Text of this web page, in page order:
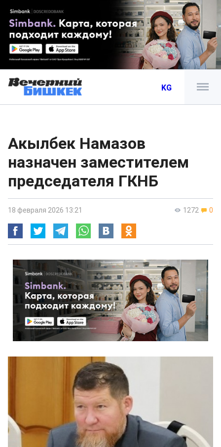
KG
Акылбек Намазов
назначен заместителем
председателя ГКНБ
1272 0
18 февраля 2026 13:21